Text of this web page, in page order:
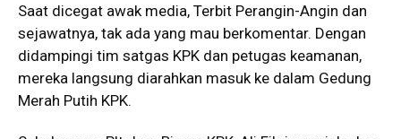
Saat dicegat awak media, Terbit Perangin-Angin dan
sejawatnya, tak ada yang mau berkomentar. Dengan
didampingi tim satgas KPK dan petugas keamanan,
mereka langsung diarahkan masuk ke dalam Gedung
Merah Putih KPK.